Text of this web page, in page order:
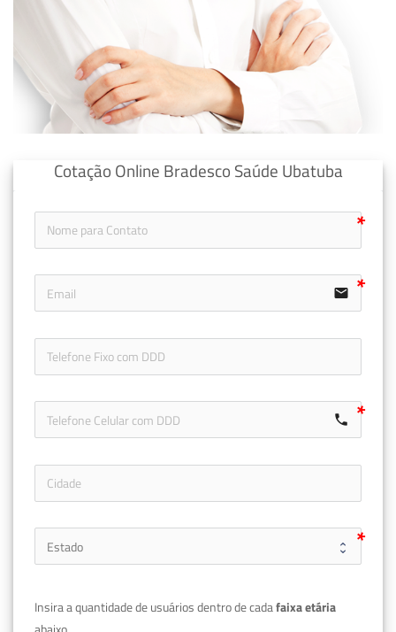
Cotação Online Bradesco Saúde Ubatuba
email
call
Insira a quantidade de usuários dentro de cada